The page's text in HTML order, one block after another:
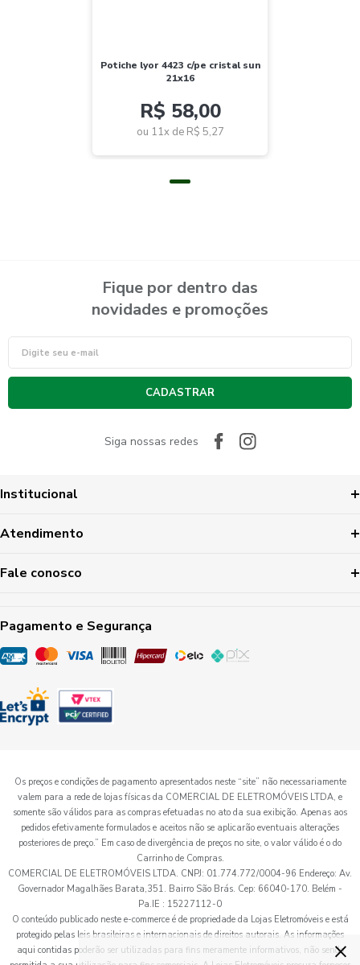
potiche lyor 4423 c/pe cristal sun
21x16
R$ 58,00
ou 11x de R$ 5,27
Fique por dentro das
novidades e promoções
CADASTRAR
Siga nossas redes
Institucional
Atendimento
Fale conosco
Pagamento e Segurança
Os preços e condições de pagamento apresentados neste “site” não necessariamente
valem para a rede de lojas físicas da COMERCIAL DE ELETROMÓVEIS LTDA, e
somente são válidos para as compras efetuadas no ato da sua exibição. Apenas aos
pedidos efetivamente formulados e aceitos não se aplicarão eventuais alterações
posteriores de preço.” Em caso de divergência de preços no site, o valor válido é o do
Carrinho de Compras.
COMERCIAL DE ELETROMÓVEIS LTDA. CNPJ: 01.774.772/0004-96 Endereço: Av.
Governador Magalhães Barata,351. Bairro São Brás. Cep: 66040-170. Belém -
Pa.IE : 15227112-0
O conteúdo publicado neste e-commerce é de propriedade da Lojas Eletromóveis e está
protegido pelas leis brasileiras e internacionais de direitos autorais. As informações
aqui contidas poderão ser utilizadas para fins meramente informativos, não sendo
×